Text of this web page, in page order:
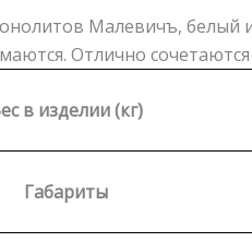
Малевичъ,
Отлично
в изделии (кг)
Габариты